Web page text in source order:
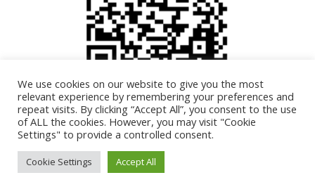
We use cookies on our website to give you the most
relevant experience by remembering your preferences and
repeat visits. By clicking “Accept All”, you consent to the use
of ALL the cookies. However, you may visit "Cookie
Settings" to provide a controlled consent.
Cookie Settings Accept All